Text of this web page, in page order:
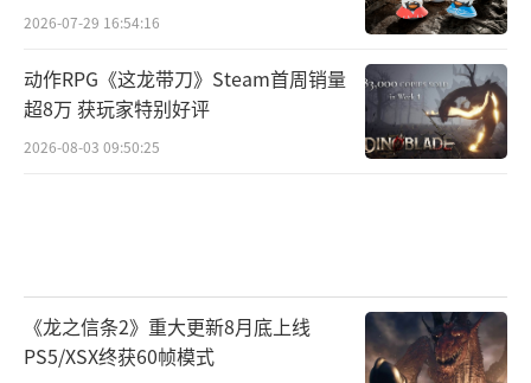
2026-07-29 16:54:16
动作RPG《这龙带刀》Steam首周销量
超8万 获玩家特别好评
2026-08-03 09:50:25
《龙之信条2》重大更新8月底上线
PS5/XSX终获60帧模式